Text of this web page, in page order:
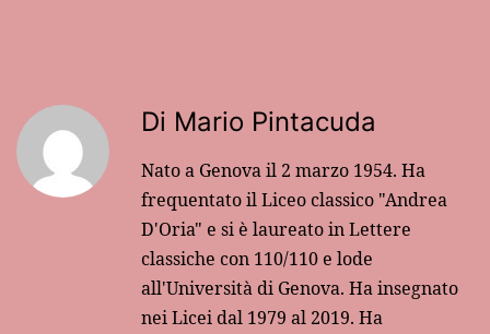
Di Mario Pintacuda
Nato a Genova il 2 marzo 1954. Ha
frequentato il Liceo classico "Andrea
D'Oria" e si è laureato in Lettere
classiche con 110/110 e lode
all'Università di Genova. Ha insegnato
nei Licei dal 1979 al 2019. Ha